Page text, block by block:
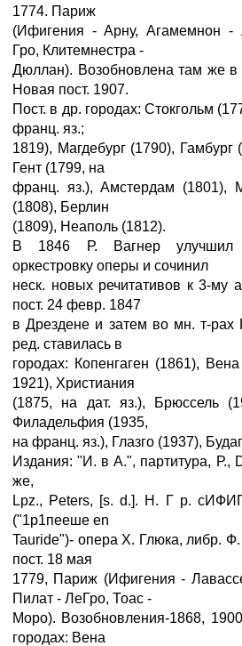
1774. Париж
(Ифигения - Арну, Агамемнон -
Гро, Клитемнестра -
Дюллан). Возобновлена там же
Новая пост. 1907.
Пост. в др. городах: Стокгольм
франц. яз.;
1819), Магдебург (1790),
Гент (1799, на
франц. яз.), Амстердам (1801),
(1808), Берлин
(1809), Неаполь (1812).
В 1846 Р. Вагнер улучшил
оркестровку оперы и сочинил
неск. новых речитативов к 3-му
пост. 24 февр. 1847
в Дрездене и затем во мн. т-
ред. ставилась в
городах: Копенгаген (1861),
1921), Христиания
(1875, на дат. яз.), Брюссель
Филадельфия (1935,
на франц. яз.), Глазго (1937),
Издания: "И. в А.", партитура, Р.,
же,
Lpz., Peters, [s. d.]. H. Г p.
("1р1пееше en
Tauride")- опера X. Глюка, либр.
пост. 18 мая
1779, Париж (Ифигения -
Пилат - ЛеГро, Тоас -
Моро). Возобновления-1868,
городах: Вена